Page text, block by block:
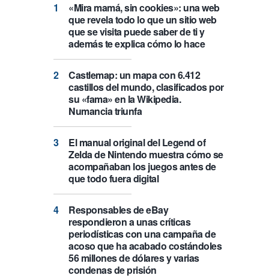
«Mira mamá, sin cookies»: una web
que revela todo lo que un sitio web
que se visita puede saber de ti y
además te explica cómo lo hace
Castlemap: un mapa con 6.412
castillos del mundo, clasificados por
su «fama» en la Wikipedia.
Numancia triunfa
El manual original del Legend of
Zelda de Nintendo muestra cómo se
acompañaban los juegos antes de
que todo fuera digital
Responsables de eBay
respondieron a unas críticas
periodísticas con una campaña de
acoso que ha acabado costándoles
56 millones de dólares y varias
condenas de prisión